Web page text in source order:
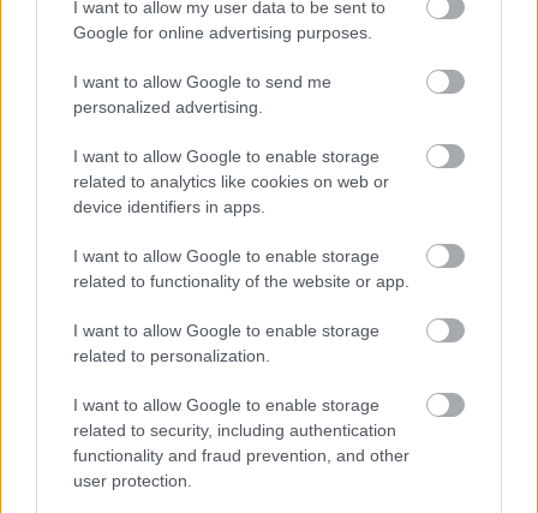
I want to allow my user data to be sent to
Google for online advertising purposes.
I want to allow Google to send me
personalized advertising.
I want to allow Google to enable storage
related to analytics like cookies on web or
device identifiers in apps.
I want to allow Google to enable storage
related to functionality of the website or app.
I want to allow Google to enable storage
related to personalization.
I want to allow Google to enable storage
related to security, including authentication
functionality and fraud prevention, and other
user protection.
de nem tudok. – olvasható a mai nepszava.hu oldalon
harmincéves Európa-politikai múltamnak köszönhetően az
Európai Polgári Kezdeményezés születését, a döntéshozatali
vitákat, a felülvizsgálatot személyesen is követtem. De az ECI-t
megalkotó, majd azt módosító jogszabályt Donáth Anna a
jelek szerint nem olvasta el, és a jogalkotó eredeti szándékát…
TOVÁBB OLVASOM
horgászhelyén
Fazekas Adrián